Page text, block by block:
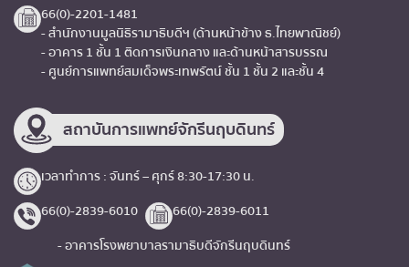
66(0)-2201-1481
- สำนักงานมูลนิธิรามาธิบดีฯ (ด้านหน้าข้าง ธ.ไทยพาณิชย์)
- อาคาร 1 ชั้น 1 ติดการเงินกลาง และด้านหน้าสารบรรณ
- ศูนย์การแพทย์สมเด็จพระเทพรัตน์ ชั้น 1 ชั้น 2 และชั้น 4
สถาบันการแพทย์จักรีนฤบดินทร์
เวลาทำการ : จันทร์ – ศุกร์ 8:30-17:30 น.
66(0)-2839-6010
66(0)-2839-6011
- อาคารโรงพยาบาลรามาธิบดีจักรีนฤบดินทร์